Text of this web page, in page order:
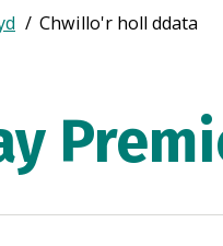
Chwillo'r holl ddata